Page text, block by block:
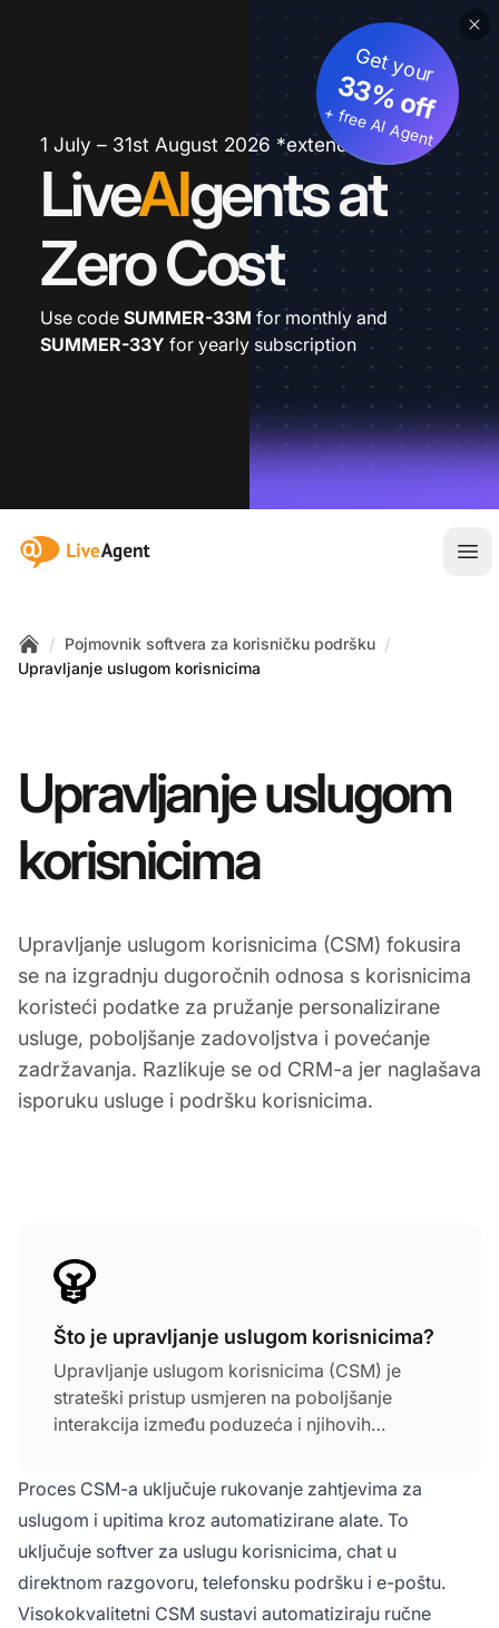
1 July – 31st August 2026 *extended
LiveAIgents at
Zero Cost
Get your
33% off
+ free AI Agent
Use code SUMMER-33M for monthly and
SUMMER-33Y for yearly subscription
:site.title
Home
/ Pojmovnik softvera za korisničku podršku /
Upravljanje uslugom korisnicima
Upravljanje uslugom
korisnicima
Upravljanje uslugom korisnicima (CSM) fokusira
se na izgradnju dugoročnih odnosa s korisnicima
koristeći podatke za pružanje personalizirane
usluge, poboljšanje zadovoljstva i povećanje
zadržavanja. Razlikuje se od CRM-a jer naglašava
isporuku usluge i podršku korisnicima.
Što je upravljanje uslugom korisnicima?
Upravljanje uslugom korisnicima (CSM) je
strateški pristup usmjeren na poboljšanje
interakcija između poduzeća i njihovih
lojalnost korisnika. Učinkovit CSM osnažuje
timove potrebnim alatima, treningom i
podrškom kako bi pružili izvanredna iskustva
usluge.
Proces CSM-a uključuje rukovanje zahtjevima za
uslugom i upitima kroz automatizirane alate. To
uključuje softver za uslugu korisnicima, chat u
direktnom razgovoru, telefonsku podršku i e-poštu.
Visokokvalitetni CSM sustavi automatiziraju ručne